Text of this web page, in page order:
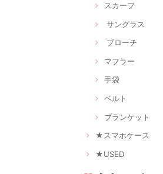
スカーフ
サングラス
ブローチ
マフラー
手袋
ベルト
ブランケット
★スマホケース
★USED